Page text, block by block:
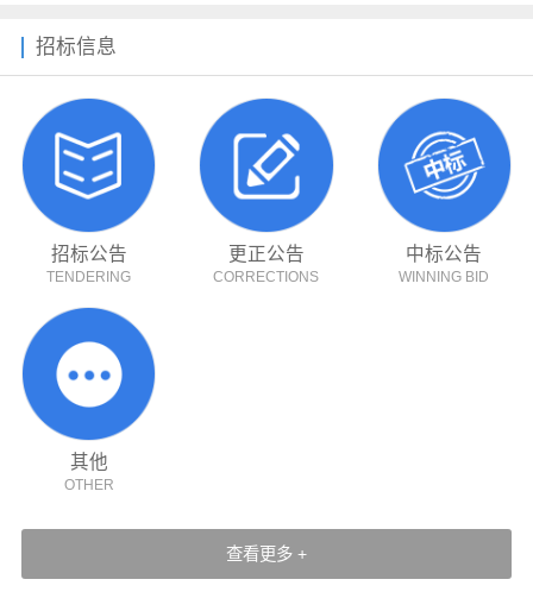
招标信息
招标公告
TENDERING
更正公告
CORRECTIONS
中标公告
WINNING BID
其他
OTHER
查看更多 +